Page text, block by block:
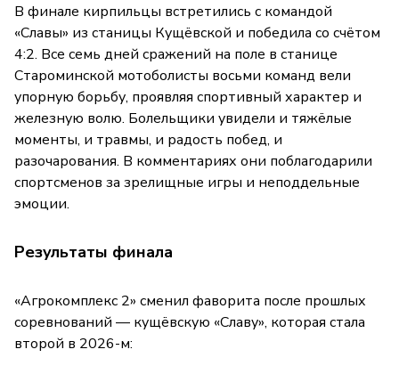
В финале кирпильцы встретились с командой
«Славы» из станицы Кущёвской и победила со счётом
4:2. Все семь дней сражений на поле в станице
Староминской мотоболисты восьми команд вели
упорную борьбу, проявляя спортивный характер и
железную волю. Болельщики увидели и тяжёлые
моменты, и травмы, и радость побед, и
разочарования. В комментариях они поблагодарили
спортсменов за зрелищные игры и неподдельные
эмоции.
Результаты финала
«Агрокомплекс 2» сменил фаворита после прошлых
соревнований — кущёвскую «Славу», которая стала
второй в 2026-м: